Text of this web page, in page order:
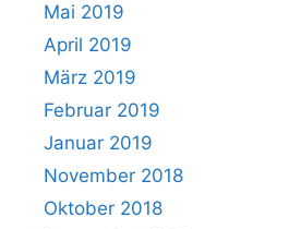
Mai 2019
April 2019
März 2019
Februar 2019
Januar 2019
November 2018
Oktober 2018